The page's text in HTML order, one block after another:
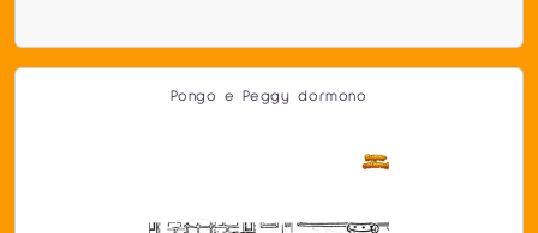
Pongo e Peggy dormono